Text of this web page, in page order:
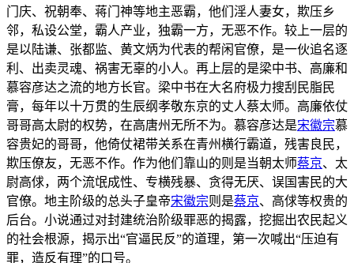
门庆、祝朝奉、蒋门神等地主恶霸，他们淫人妻女，欺压乡
邻，私设公堂，霸人产业，独霸一方，无恶不作。较上一层的
是以陆谦、张都监、黄文炳为代表的帮闲官僚，是一伙追名逐
利、出卖灵魂、祸害无辜的小人。再上层的是梁中书、高廉和
慕容彦达之流的地方长官。梁中书在大名府极力搜刮民脂民
膏，每年以十万贯的生辰纲孝敬东京的丈人蔡太师。高廉依仗
哥哥高太尉的权势，在高唐州无所不为。慕容彦达是宋徽宗慕
容贵妃的哥哥，他倚仗裙带关系在青州横行霸道，残害良民，
欺压僚友，无恶不作。作为他们靠山的则是当朝太师蔡京、太
尉高俅，两个流氓成性、专横残暴、贪得无厌、误国害民的大
官僚。地主阶级的总头子皇帝宋徽宗则是蔡京、高俅等权贵的
后台。小说通过对封建统治阶级罪恶的揭露，挖掘出农民起义
的社会根源，揭示出“官逼民反”的道理，第一次喊出“压迫有
罪，造反有理”的口号。